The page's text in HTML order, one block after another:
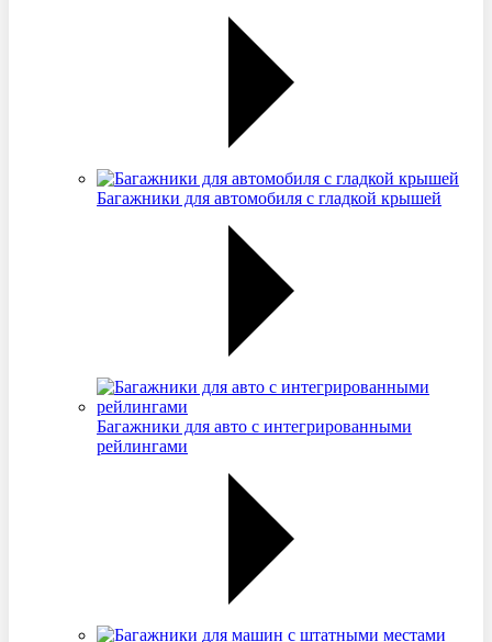
Багажники для автомобиля с гладкой крышей
Багажники для авто с интегрированными
рейлингами